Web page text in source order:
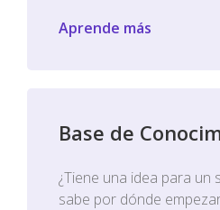
Aprende más
Base de
¿Tiene una idea para un
sabe por dónde